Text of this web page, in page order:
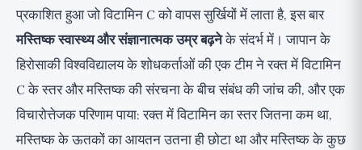
व्यापक परिप्रेक्ष्य
प्रकाशित हुआ जो विटामिन C को वापस सुर्खियों में लाता है, इस बार
मस्तिष्क स्वास्थ्य और संज्ञानात्मक उम्र बढ़नेके संदर्भ में। जापान के
हिरोसाकी विश्वविद्यालय के शोधकर्ताओं की एक टीम ने रक्त में विटामिन
C के स्तर और मस्तिष्क की संरचना के बीच संबंध की जांच की, और एक
विचारोत्तेजक परिणाम पाया: रक्त में विटामिन का स्तर जितना कम था,
मस्तिष्क के ऊतकों का आयतन उतना ही छोटा था और मस्तिष्क के कुछ